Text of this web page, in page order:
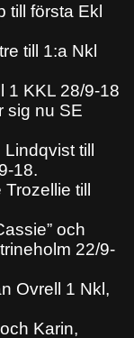
till första Ekl
till 1:a Nkl
1 KKL 28/9-18
sig nu SE
till
18.
till
och
22/9-
Ovrell 1 Nkl,
Karin,